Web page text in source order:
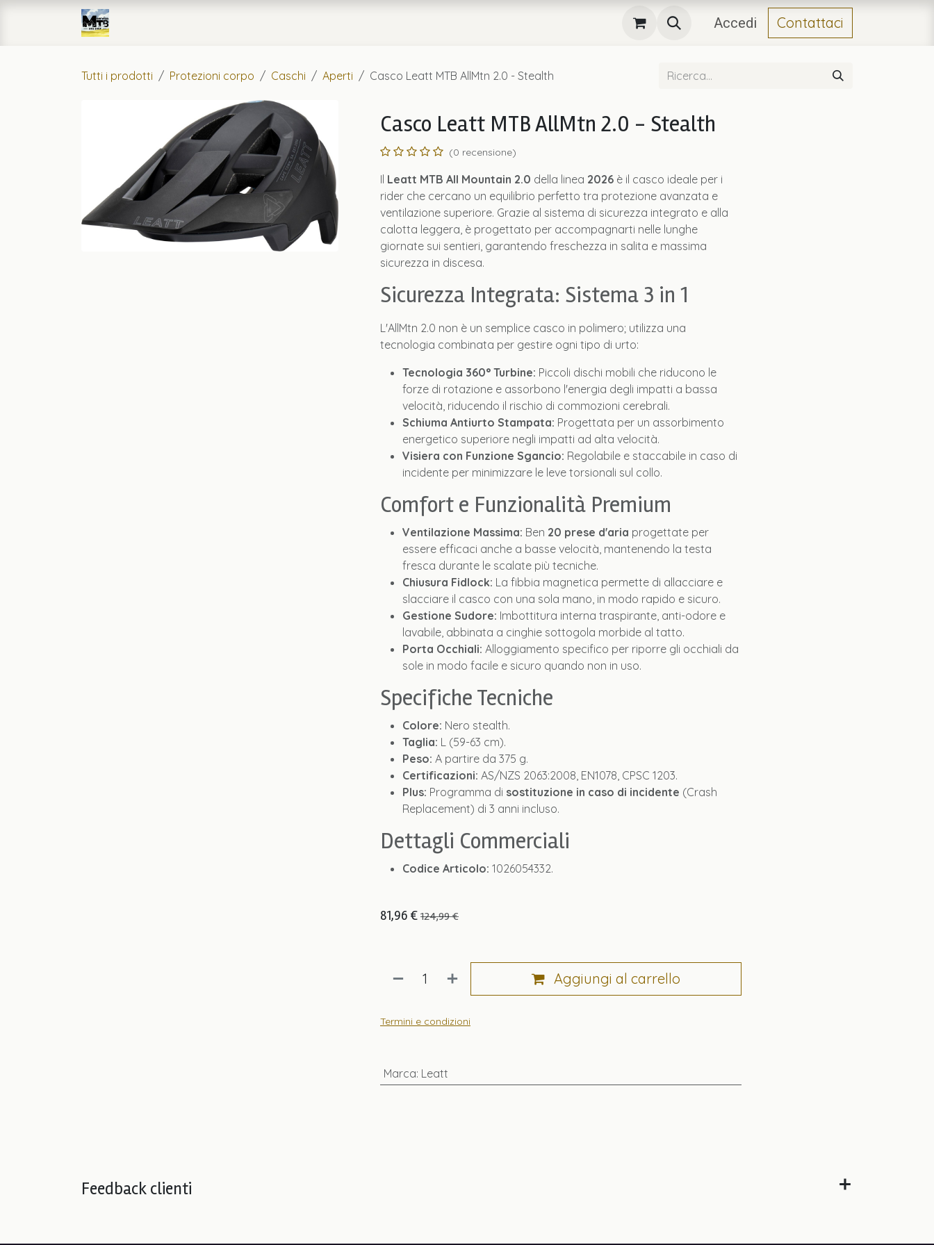
Passa al contenuto
Accedi Contattaci
Tutti i prodotti Protezioni corpo Caschi Aperti Casco Leatt MTB AllMtn 2.0 - Stealth
Casco Leatt MTB AllMtn 2.0 - Stealth
(0 recensione)
Il Leatt MTB All Mountain 2.0 della linea 2026è il casco ideale per i
rider che cercano un equilibrio perfetto tra protezione avanzata e
ventilazione superiore. Grazie al sistema di sicurezza integrato e alla
calotta leggera, è progettato per accompagnarti nelle lunghe
giornate sui sentieri, garantendo freschezza in salita e massima
sicurezza in discesa.
Sicurezza Integrata: Sistema 3 in 1
L'AllMtn 2.0 non è un semplice casco in polimero; utilizza una
tecnologia combinata per gestire ogni tipo di urto:
Tecnologia 360° Turbine: Piccoli dischi mobili che riducono le
forze di rotazione e assorbono l'energia degli impatti a bassa
velocità, riducendo il rischio di commozioni cerebrali.
Schiuma Antiurto Stampata: Progettata per un assorbimento
energetico superiore negli impatti ad alta velocità.
Visiera con Funzione Sgancio: Regolabile e staccabile in caso di
incidente per minimizzare le leve torsionali sul collo.
Comfort e Funzionalità Premium
Ventilazione Massima: Ben 20 prese d'aria progettate per
essere efficaci anche a basse velocità, mantenendo la testa
fresca durante le scalate più tecniche.
Chiusura Fidlock: La fibbia magnetica permette di allacciare e
slacciare il casco con una sola mano, in modo rapido e sicuro.
Gestione Sudore: Imbottitura interna traspirante, anti-odore e
lavabile, abbinata a cinghie sottogola morbide al tatto.
Porta Occhiali: Alloggiamento specifico per riporre gli occhiali da
sole in modo facile e sicuro quando non in uso.
Specifiche Tecniche
Colore: Nero stealth.
Taglia: L (59-63 cm).
Peso: A partire da 375 g.
Certificazioni: AS/NZS 2063:2008, EN1078, CPSC 1203.
Plus: Programma di sostituzione in caso di incidente (Crash
Replacement) di 3 anni incluso.
Dettagli Commerciali
Codice Articolo: 1026054332.
81,96€ 124,99€
Aggiungi al carrello
Termini e condizioni
Marca: Leatt
Feedback clienti